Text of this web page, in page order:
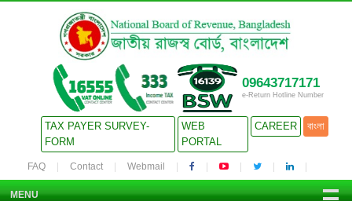
09643717171
e-Return Hotline Number
TAX PAYER SURVEY-
FORM
WEB
PORTAL
CAREER বাংলা
FAQ Contact Webmail
MENU